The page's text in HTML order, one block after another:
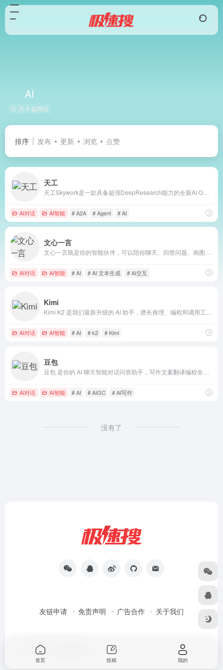
AI
共 4 篇网址
排序 发布 更新 浏览 点赞
天工
AI对话 AI智能 # A2A # Agent # AI
文心一言
AI对话 AI智能 # AI # AI 文本生成 # AI交互
Kimi
AI对话 AI智能 # AI # k2 # Kimi
豆包
AI对话 AI智能 # AI # AIGC # AI写作
没有了
友链申请 免责声明 广告合作 关于我们
Copyright © 2026
首页 投稿 我的